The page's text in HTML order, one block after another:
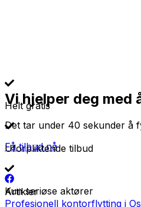
Helt gratis
Uforpliktende tilbud
Kun seriøse aktører
Vi hjelper deg med
Det tar under 40 sekunder å
Få tilbud nå
Artikler
Profesjonell kontorflytting i